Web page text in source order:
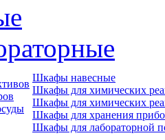
Шкафы навесные
Шкафы для химических
Шкафы для химических
Шкафы для хранения
Шкафы для лабораторной